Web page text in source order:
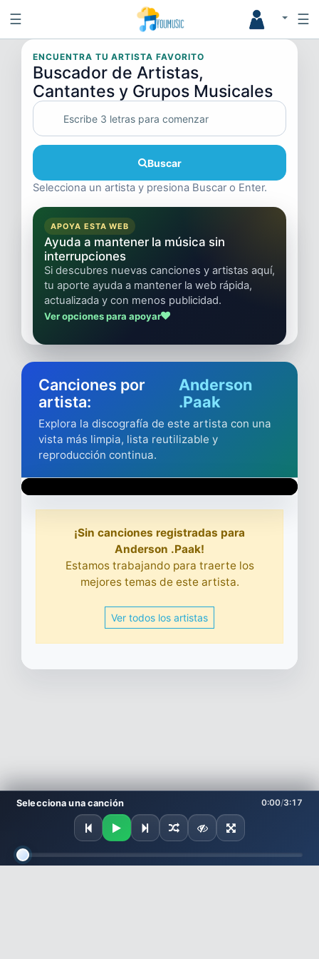
☰ ☰
ENCUENTRA TU ARTISTA FAVORITO
Buscador de Artistas,
Cantantes y Grupos Musicales
Buscar
Selecciona un artista y presiona Buscar o Enter.
APOYA ESTA WEB
Ayuda a mantener la música sin
interrupciones
Si descubres nuevas canciones y artistas aquí,
tu aporte ayuda a mantener la web rápida,
actualizada y con menos publicidad.
Ver opciones para apoyar
Canciones por
artista:
Anderson
.Paak
Explora la discografía de este artista con una
vista más limpia, lista reutilizable y
reproducción continua.
¡Sin canciones registradas para
Anderson .Paak!
Estamos trabajando para traerte los
mejores temas de este artista.
Ver todos los artistas
Escucha los Mejores Éxitos de la Música 2026 Online - Canciones Gratis de
Selecciona una canción
Preparando tema
0:00/3:17